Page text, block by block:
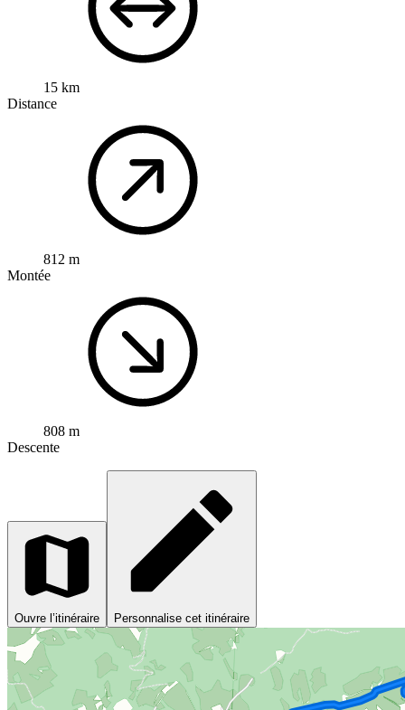
15 km
Distance
812 m
Montée
808 m
Descente
Ouvre l’itinéraire Personnalise cet itinéraire